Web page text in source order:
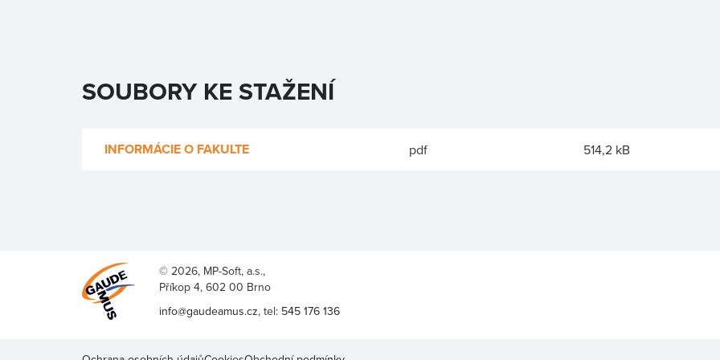
SOUBORY KE STAŽENÍ
INFORMÁCIE O FAKULTE pdf 514,2 kB
© 2026, MP-Soft, a.s.,
Příkop 4, 602 00 Brno
info@gaudeamus.cz, tel: 545 176 136